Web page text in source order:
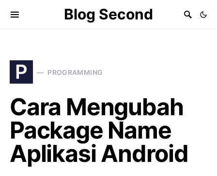
Blog Second
P PROGRAMMING
Cara Mengubah
Package Name
Aplikasi Android